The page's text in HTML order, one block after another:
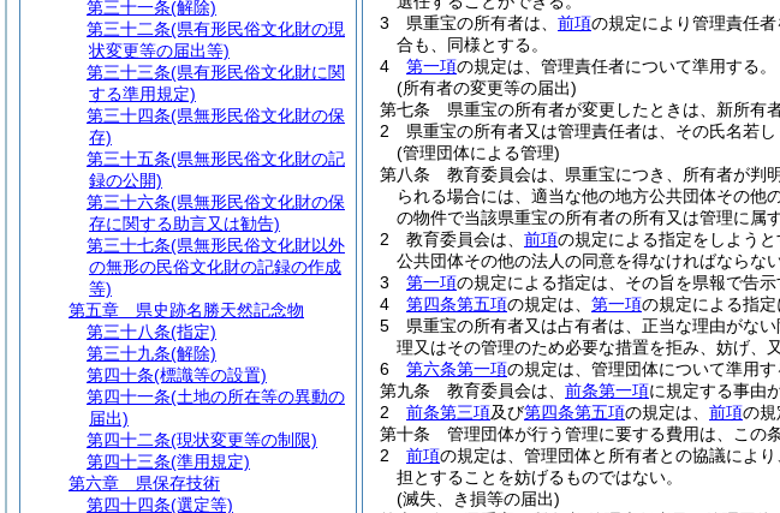
3
県重宝の所有者は、 前項の規定により管理責任
合も、同様とする。
4
第一項の規定は、管理責任者について準用する。
(所有者の変更等の届出)
第七条
県重宝の所有者が変更したときは、新所有
2
県重宝の所有者又は管理責任者は、その氏名若
(管理団体による管理)
第八条
教育委員会は、県重宝につき、所有者が判
られる場合には、適当な他の地方公共団体その他
の物件で当該県重宝の所有者の所有又は管理に属
2
教育委員会は、 前項の規定による指定をしよう
公共団体その他の法人の同意を得なければならない
3
第一項の規定による指定は、その旨を県報で告示
4
第四条第五項の規定は、 第一項の規定による指定
5
県重宝の所有者又は占有者は、正当な理由がない
理又はその管理のため必要な措置を拒み、妨げ、
6
第六条第一項の規定は、管理団体について準用す
第九条
教育委員会は、 前条第一項に規定する事由
2
前条第三項及び第四条第五項の規定は、 前項の規
第十条
管理団体が行う管理に要する費用は、この
2
前項の規定は、管理団体と所有者との協議によ
担とすることを妨げるものではない。
(滅失、き損等の届出)
第三十一条(解除)
第三十二条(県有形民俗文化財の現
状変更等の届出等)
第三十三条(県有形民俗文化財に関
する準用規定)
第三十四条(県無形民俗文化財の保
存)
第三十五条(県無形民俗文化財の記
録の公開)
第三十六条(県無形民俗文化財の保
存に関する助言又は勧告)
第三十七条(県無形民俗文化財以外
の無形の民俗文化財の記録の作成
等)
第五章
県史跡名勝天然記念物
第三十八条(指定)
第三十九条(解除)
第四十条(標識等の設置)
第四十一条(土地の所在等の異動の
届出)
第四十二条(現状変更等の制限)
第四十三条(準用規定)
第六章
県保存技術
第四十四条(選定等)